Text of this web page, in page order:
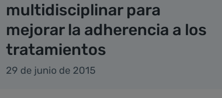
multidisciplinar para
mejorar la adherencia a los
tratamientos
29 de junio de 2015